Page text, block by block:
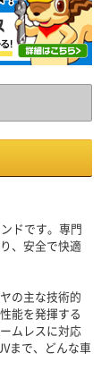
ドです。専門
、安全で快適
の主な技術的
能を発揮する
ムレスに対応
まで、どんな車